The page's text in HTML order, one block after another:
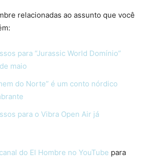
relacionadas ao assunto que você
para “Jurassic World Domínio”
maio
do Norte” é um conto nórdico
para o Vibra Open Air já
canal do El Hombre no YouTube para